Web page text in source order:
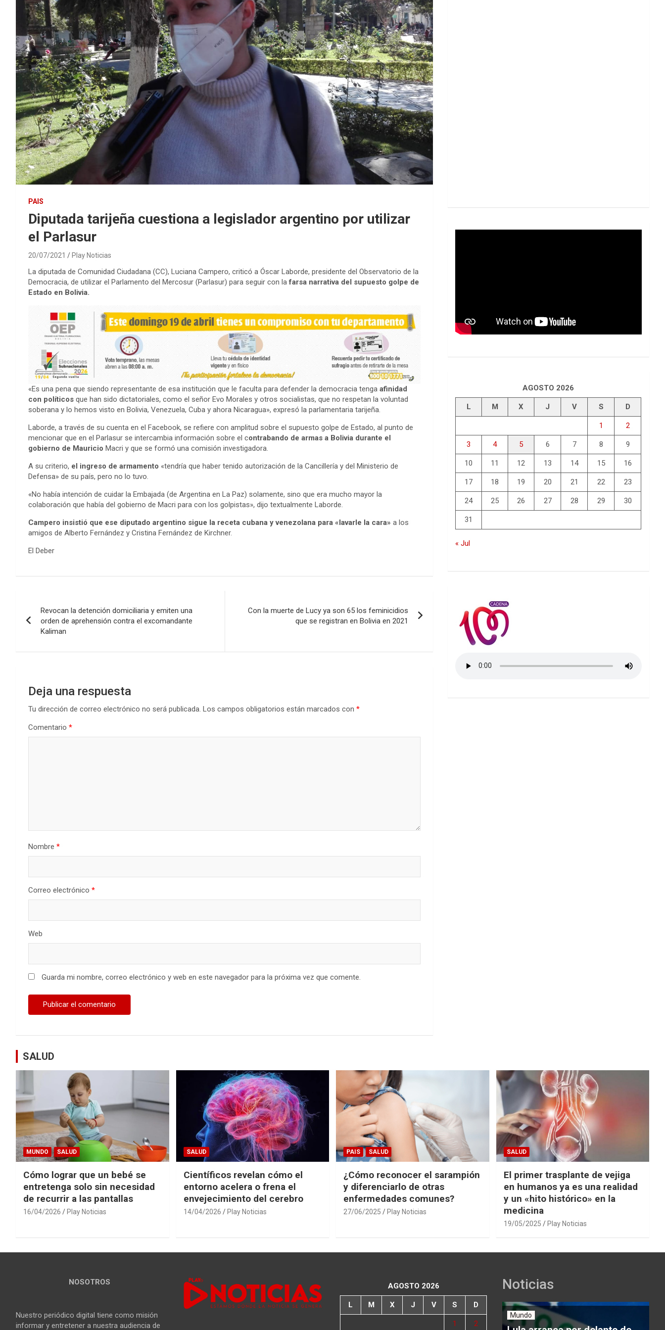
PAIS
Diputada tarijeña cuestiona a legislador argentino por utilizar
el Parlasur
20/07/2021 Play Noticias
La diputada de Comunidad Ciudadana (CC), Luciana Campero, criticó a Óscar Laborde, presidente del Observatorio de la
Democracia, de utilizar el Parlamento del Mercosur (Parlasur) para seguir con lafarsa narrativa del supuesto golpe de
Estado en Bolivia.
«Es una pena que siendo representante de esa institución que le faculta para defender la democracia tenga afinidad
con políticos que han sido dictatoriales, como el señor Evo Morales y otros socialistas, que no respetan la voluntad
soberana y lo hemos visto en Bolivia, Venezuela, Cuba y ahora Nicaragua», expresó la parlamentaria tarijeña.
Laborde, a través de su cuenta en el Facebook, se refiere con amplitud sobre el supuesto golpe de Estado, al punto de
mencionar que en el Parlasur se intercambia información sobre el contrabando de armas a Bolivia durante el
gobierno de Mauricio Macri y que se formó una comisión investigadora.
A su criterio, el ingreso de armamento «tendría que haber tenido autorización de la Cancillería y del Ministerio de
Defensa» de su país, pero no lo tuvo.
«No había intención de cuidar la Embajada (de Argentina en La Paz) solamente, sino que era mucho mayor la
colaboración que había del gobierno de Macri para con los golpistas», dijo textualmente Laborde.
Campero insistió que ese diputado argentino sigue la receta cubana y venezolana para «lavarle la cara» a los
amigos de Alberto Fernández y Cristina Fernández de Kirchner.
El Deber
de
Revocan la detención domiciliaria y emiten una
orden de aprehensión contra el excomandante
Kaliman
Con la muerte de Lucy ya son 65 los feminicidios
que se registran en Bolivia en 2021
Deja una respuesta
Tu dirección de correo electrónico no será publicada. Los campos obligatorios están marcados con *
Comentario *
Nombre *
Correo electrónico *
Web
Guarda mi nombre, correo electrónico y web en este navegador para la próxima vez que comente.
AGOSTO 2026
L M X J V S D
1 2
3 4 5 6 7 8 9
10 11 12 13 14 15 16
17 18 19 20 21 22 23
24 25 26 27 28 29 30
31
« Jul
SALUD
MUNDO SALUD
Cómo lograr que un bebé se
entretenga solo sin necesidad
de recurrir a las pantallas
16/04/2026 Play Noticias
SALUD
Científicos revelan cómo el
entorno acelera o frena el
envejecimiento del cerebro
14/04/2026 Play Noticias
PAIS SALUD
¿Cómo reconocer el sarampión
y diferenciarlo de otras
enfermedades comunes?
27/06/2025 Play Noticias
SALUD
El primer trasplante de vejiga
en humanos ya es una realidad
y un «hito histórico» en la
medicina
19/05/2025 Play Noticias
NOSOTROS
Nuestro periódico digital tiene como misión
informar y entretener a nuestra audiencia de
AGOSTO 2026
L M X J V S D
1 2
Noticias
Mundo